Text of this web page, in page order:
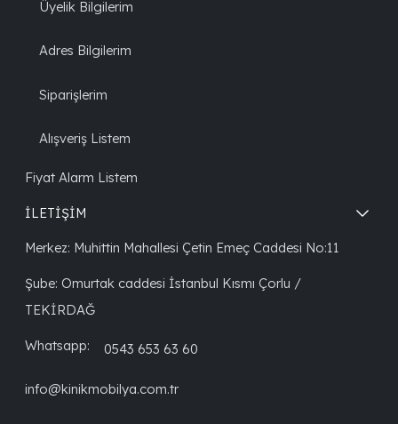
Üyelik Bilgilerim
Adres Bilgilerim
Siparişlerim
Alışveriş Listem
Fiyat Alarm Listem
İLETİŞİM
Merkez: Muhittin Mahallesi Çetin Emeç Caddesi No:11
Şube: Omurtak caddesi İstanbul Kısmı Çorlu /
TEKİRDAĞ
Whatsapp: 0543 653 63 60
info@kinikmobilya.com.tr